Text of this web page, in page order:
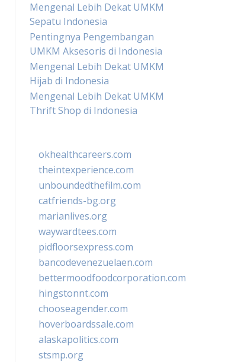
Mengenal Lebih Dekat UMKM
Sepatu Indonesia
Pentingnya Pengembangan
UMKM Aksesoris di Indonesia
Mengenal Lebih Dekat UMKM
Hijab di Indonesia
Mengenal Lebih Dekat UMKM
Thrift Shop di Indonesia
okhealthcareers.com
theintexperience.com
unboundedthefilm.com
catfriends-bg.org
marianlives.org
waywardtees.com
pidfloorsexpress.com
bancodevenezuelaen.com
bettermoodfoodcorporation.com
hingstonnt.com
chooseagender.com
hoverboardssale.com
alaskapolitics.com
stsmp.org